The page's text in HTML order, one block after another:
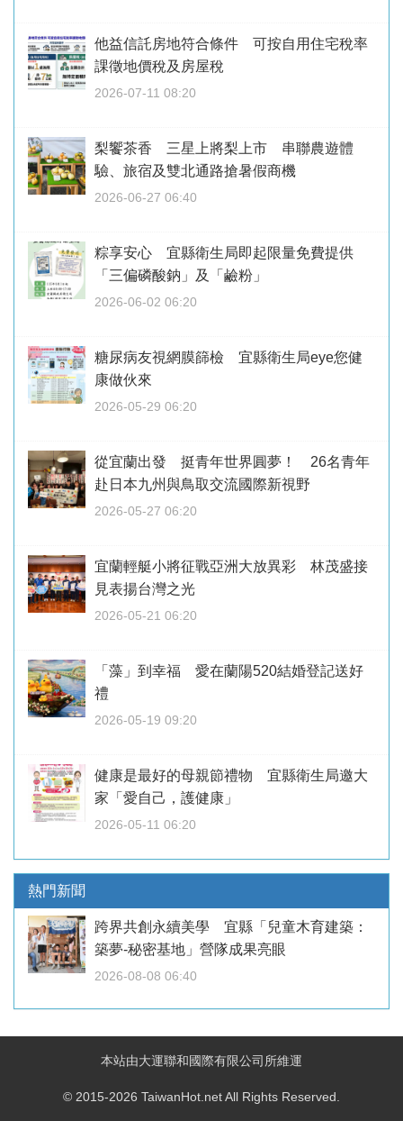
他益信託房地符合條件 可按自用住宅稅率
課徵地價稅及房屋稅
2026-07-11 08:20
梨饗茶香 三星上將梨上市 串聯農遊體
驗、旅宿及雙北通路搶暑假商機
2026-06-27 06:40
粽享安心 宜縣衛生局即起限量免費提供
「三偏磷酸鈉」及「鹼粉」
2026-06-02 06:20
糖尿病友視網膜篩檢 宜縣衛生局eye您健
康做伙來
2026-05-29 06:20
從宜蘭出發 挺青年世界圓夢！ 26名青年
赴日本九州與鳥取交流國際新視野
2026-05-27 06:20
宜蘭輕艇小將征戰亞洲大放異彩 林茂盛接
見表揚台灣之光
2026-05-21 06:20
「藻」到幸福 愛在蘭陽520結婚登記送好
禮
2026-05-19 09:20
健康是最好的母親節禮物 宜縣衛生局邀大
家「愛自己，護健康」
2026-05-11 06:20
熱門新聞
跨界共創永續美學 宜縣「兒童木育建築：
築夢-秘密基地」營隊成果亮眼
2026-08-08 06:40
本站由大運聯和國際有限公司所維運
© 2015-2026 TaiwanHot.net All Rights Reserved.